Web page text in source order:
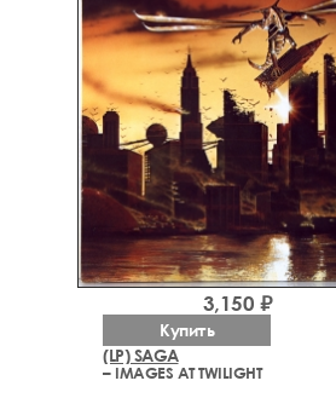
(LP) SAGA
– IMAGES AT TWILIGHT
3,150 ₽
Купить